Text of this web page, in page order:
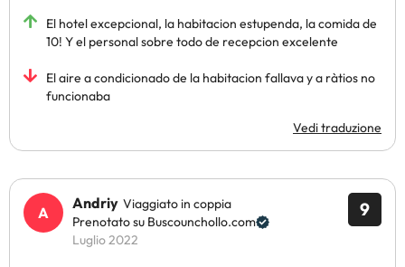
El hotel excepcional, la habitacion estupenda, la comida de
10! Y el personal sobre todo de recepcion excelente
El aire a condicionado de la habitacion fallava y a ràtios no
funcionaba
Vedi traduzione
9
Andriy Viaggiato in coppia
Prenotato su Buscounchollo.com
Luglio 2022